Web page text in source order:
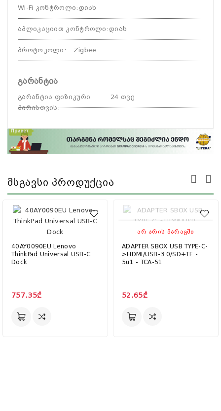
Wi-Fi კონტროლი: დიახ
აპლიკაციით კონტროლი : დიახ
პროტოკოლი : Zigbee
გარანტია
გარანტია ფიზიკური
პირისთვის:
24 თვე
Მსგავსი Პროდუქცია
40AY0090EU Lenovo
ThinkPad Universal USB-C
Dock
757.35₾
ᲐᲠ ᲐᲠᲘᲡ ᲛᲐᲠᲐᲒᲨᲘ
ADAPTER SBOX USB TYPE-C-
>HDMI/USB-3.0/SD+TF -
5u1 - TCA-51
52.65₾